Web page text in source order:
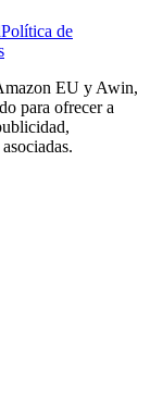
Política de
EU y Awin,
para ofrecer a